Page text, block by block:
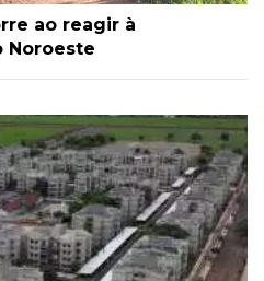
ao reagir à
Noroeste